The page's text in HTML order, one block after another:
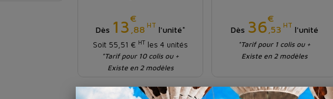
Dès 13€
,88 HT l'unité*
Soit 55,51 € HT les 4 unités
*Tarif pour 10 colis ou +
Existe en 2 modèles
Dès 36€
,53 HT l'unité
*Tarif pour 1 colis ou +
Existe en 2 modèles